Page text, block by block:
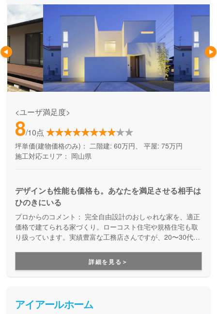
<ユーザ満足度>
8/10点
坪単価(建物価格のみ)： 二階建: 60万円、 平屋: 75万円
施工対応エリア： 岡山県
デザインも性能も価格も。あなたを満足させる相手は
ひのきにいる
プロからのコメント： 完全自由設計のおしゃれな家を、適正
価格で建てられる家づくり。ローコスト住宅や規格住宅も取
り扱っています。実績豊富な工務店さんですが、20〜30代の
詳細を見る＞
アイアールホーム